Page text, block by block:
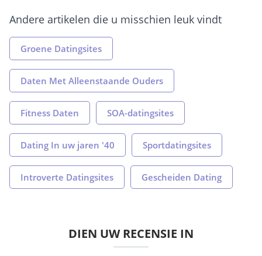
Andere artikelen die u misschien leuk vindt
Groene Datingsites
Daten Met Alleenstaande Ouders
Fitness Daten SOA-datingsites
Dating In uw jaren '40 Sportdatingsites
Introverte Datingsites Gescheiden Dating
DIEN UW RECENSIE IN